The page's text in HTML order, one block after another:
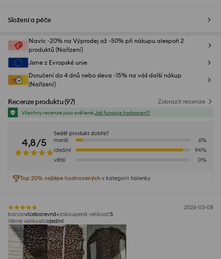
Složení a péče
Navíc -20% na Výprodej až -50% při nákupu alespoň 2
produktů (Nařízení)
Jsme z Evropské unie
Doručení do 4 dnů nebo sleva -15% na váš další nákup
(Nařízení)
Recenze produktu(97) Zobrazit recenze
Všechny recenze jsou ověřené.Jak funguje hodnocení?
4,8/5
Seděl produkt dobře?
menší
6%
ideální
94%
větší
0%
Top 20% nejlépe hodnocených v kategorii halenky
2026-03-08
barva:vícebarevná zakoupená velikost:S
Věrné velikosti:ideální